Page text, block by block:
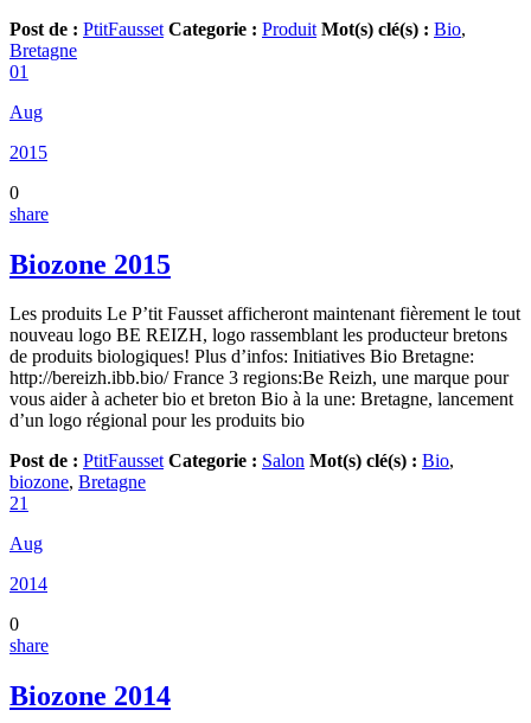
Post de : PtitFausset Categorie : Produit Mot(s) clé(s) : Bio,
Bretagne
01
Aug
2015
0
share
Biozone 2015
Les produits Le P’tit Fausset afficheront maintenant fièrement le tout
nouveau logo BE REIZH, logo rassemblant les producteur bretons
de produits biologiques! Plus d’infos: Initiatives Bio Bretagne:
http://bereizh.ibb.bio/ France 3 regions:Be Reizh, une marque pour
vous aider à acheter bio et breton Bio à la une: Bretagne, lancement
d’un logo régional pour les produits bio
Post de : PtitFausset Categorie : Salon Mot(s) clé(s) : Bio,
biozone, Bretagne
21
Aug
2014
0
share
Biozone 2014